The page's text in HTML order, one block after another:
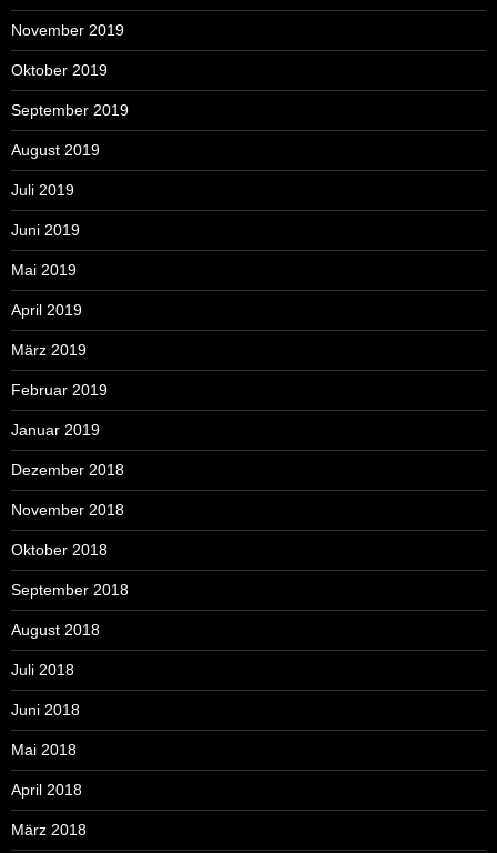
November 2019
Oktober 2019
September 2019
August 2019
Juli 2019
Juni 2019
Mai 2019
April 2019
März 2019
Februar 2019
Januar 2019
Dezember 2018
November 2018
Oktober 2018
September 2018
August 2018
Juli 2018
Juni 2018
Mai 2018
April 2018
März 2018